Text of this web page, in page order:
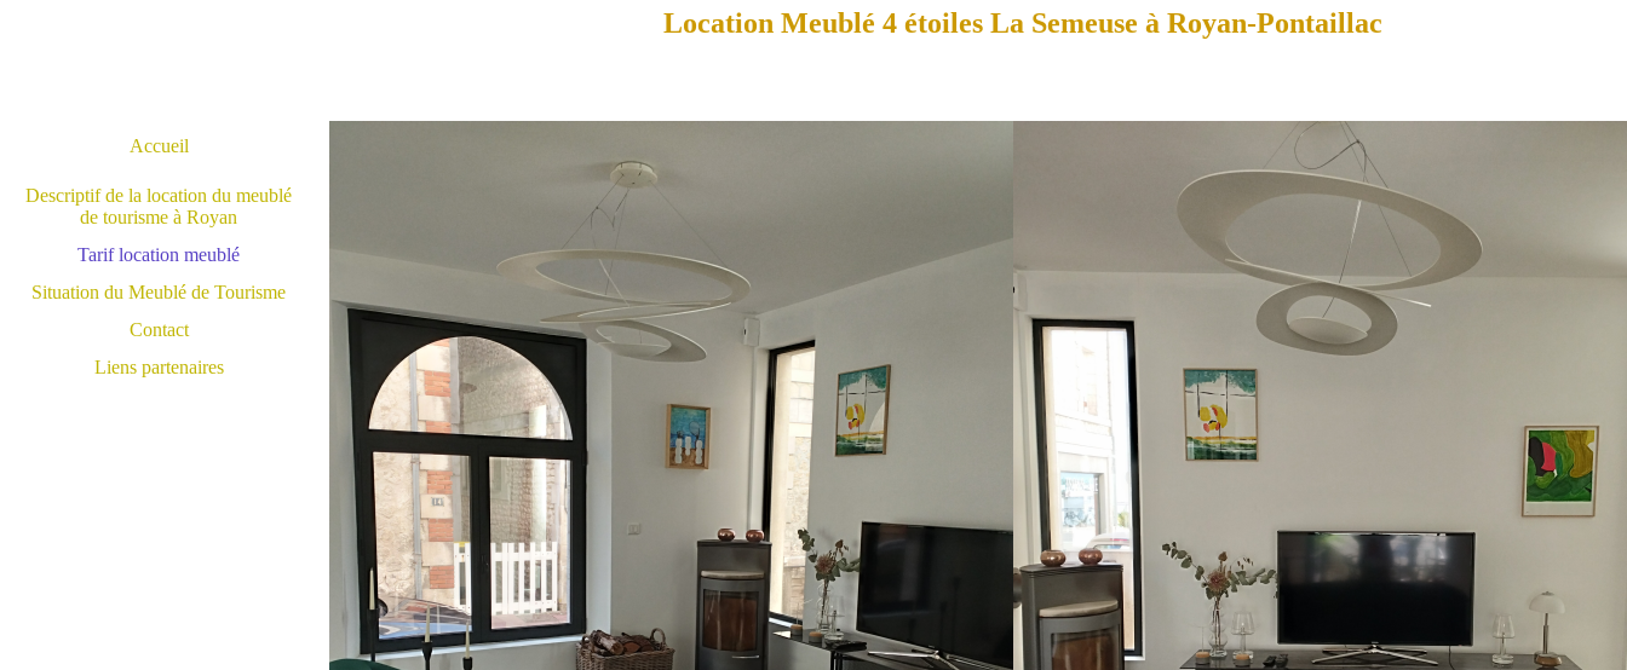
Accueil
Descriptif de la location du meublé
de tourisme à Royan
Tarif location meublé
Situation du Meublé de Tourisme
Contact
Liens partenaires
Location Meublé 4 étoiles La Semeuse à Royan-Pontaillac